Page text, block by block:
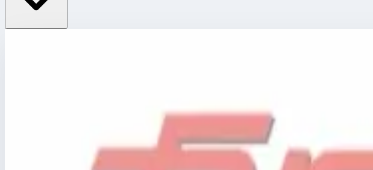
Аксессуары для подъемников E5 MoveАртикул:
Оцинковка + окраска деталей подъемника E5 ZI.VE